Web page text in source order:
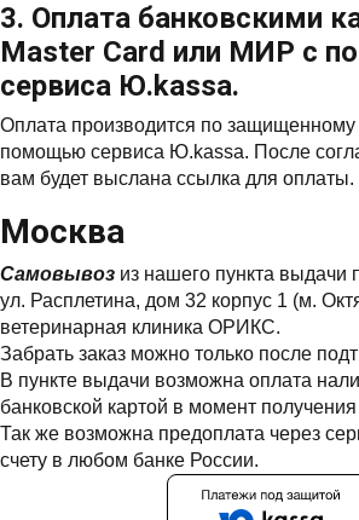
3. Оплата банковскими
Master Card или МИР с
сервиса Ю.kassa.
Оплата производится по защищенному
помощью сервиса Ю.kassa. После
вам будет выслана ссылка для оплаты.
Москва
Самовывоз из нашего пункта выдачи
ул. Расплетина, дом 32 корпус 1 (м.
ветеринарная клиника ОРИКС.
Забрать заказ можно только после
В пункте выдачи возможна оплата
банковской картой в момент получения
Так же возможна предоплата через
счету в любом банке России.